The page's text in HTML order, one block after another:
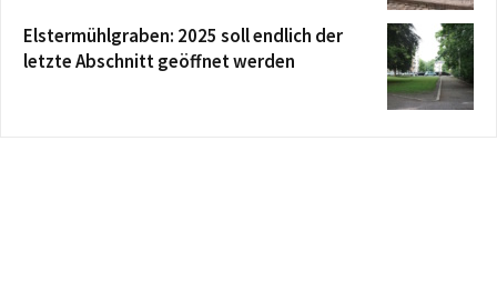
Elstermühlgraben: 2025 soll endlich der
letzte Abschnitt geöffnet werden